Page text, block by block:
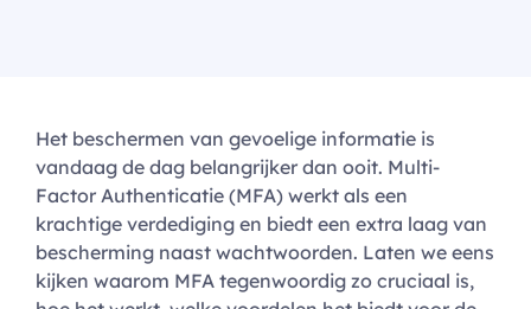
Het beschermen van gevoelige informatie is
vandaag de dag belangrijker dan ooit. Multi-
Factor Authenticatie (MFA) werkt als een
krachtige verdediging en biedt een extra laag van
bescherming naast wachtwoorden. Laten we eens
kijken waarom MFA tegenwoordig zo cruciaal is,